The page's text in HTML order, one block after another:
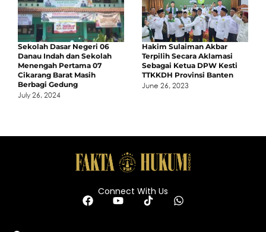
Sekolah Dasar Negeri 06
Danau Indah dan Sekolah
Menengah Pertama 07
Cikarang Barat Masih
Berbagi Gedung
July 26, 2024
Hakim Sulaiman Akbar
Terpilih Secara Aklamasi
Sebagai Ketua DPW Kesti
TTKKDH Provinsi Banten
June 26, 2023
Connect With Us